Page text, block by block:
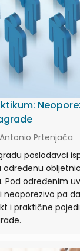
Prtenjača
poslodavci
određenu
Pod određenim
neoporezivo pa
i praktične